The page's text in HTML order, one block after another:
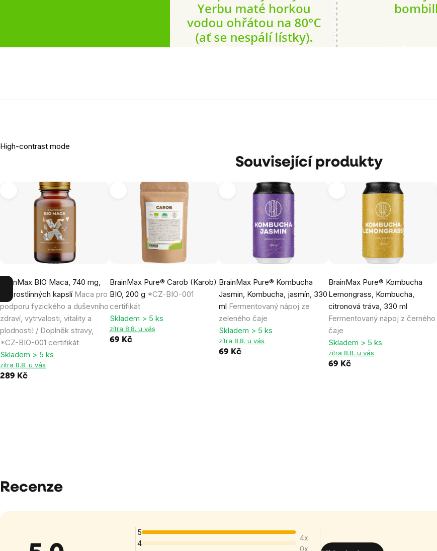
High-contrast mode
Související produkty
BrainMax BIO Maca, 740 mg,
100 rostlinných kapslí Maca pro
podporu fyzického a duševního
zdraví, vytrvalosti, vitality a
plodnosti! / Doplněk stravy,
*CZ-BIO-001 certifikát
Skladem > 5 ks
zítra 8.8. u vás
289 Kč
BrainMax Pure® Carob (Karob)
BIO, 200 g *CZ-BIO-001
certifikát
Skladem > 5 ks
zítra 8.8. u vás
69 Kč
BrainMax Pure® Kombucha
Jasmin, Kombucha, jasmín, 330
ml Fermentovaný nápoj ze
zeleného čaje
Skladem > 5 ks
zítra 8.8. u vás
69 Kč
BrainMax Pure® Kombucha
Lemongrass, Kombucha,
citronová tráva, 330 ml
Fermentovaný nápoj z černého
čaje
Skladem > 5 ks
zítra 8.8. u vás
69 Kč
Recenze
5
4x
4
0x